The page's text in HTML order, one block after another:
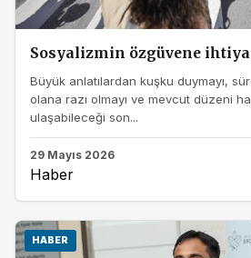
Sosyalizmin özgüvene
Büyük anlatılardan kuşku duymayı,
olana razı olmayı ve mevcut düzeni
ulaşabileceği son...
29 Mayıs 2026
Haber
HABER